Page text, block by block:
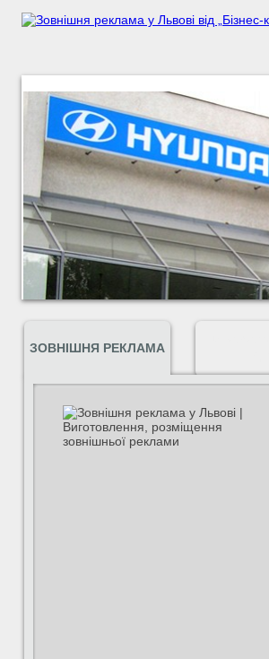
ЗОВНІШНЯ РЕКЛАМА